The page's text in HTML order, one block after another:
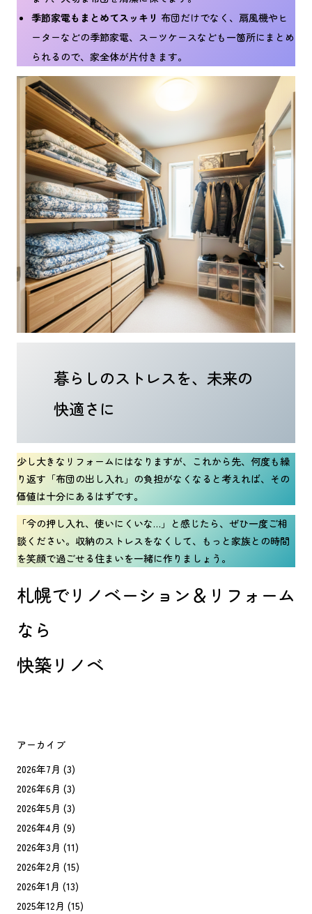
アーカイブ
2026年7月 (3)
2026年6月 (3)
2026年5月 (3)
2026年4月 (9)
2026年3月 (11)
2026年2月 (15)
2026年1月 (13)
2025年12月 (15)
季節家電もまとめてスッキリ 布団だけでなく、扇風機やヒ
ーターなどの季節家電、スーツケースなども一箇所にまとめ
られるので、家全体が片付きます。
暮らしのストレスを、未来の
快適さに
少し大きなリフォームにはなりますが、これから先、何度も繰
り返す「布団の出し入れ」の負担がなくなると考えれば、その
価値は十分にあるはずです。
「今の押し入れ、使いにくいな…」と感じたら、ぜひ一度ご相
談ください。収納のストレスをなくして、もっと家族との時間
を笑顔で過ごせる住まいを一緒に作りましょう。
札幌でリノベーション＆リフォーム
なら
快築リノベ